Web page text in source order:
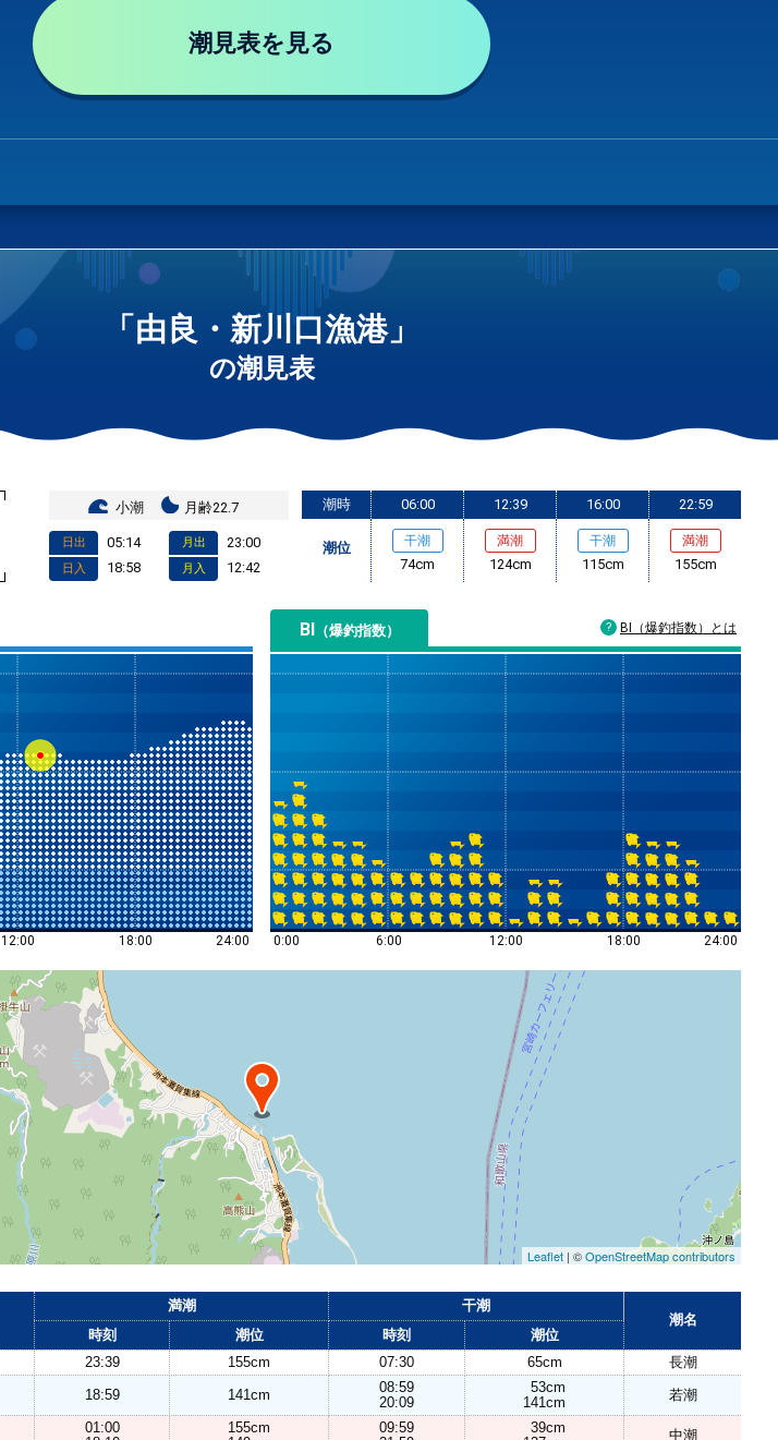
潮見表を見る
「由良・新川口漁港」
の潮見表
小潮 月齢22.7
日出 05:14
日入 18:58
月出 23:00
月入 12:42
潮時
潮位
06:00
干潮
74cm
12:39
満潮
124cm
16:00
干潮
115cm
22:59
満潮
155cm
12:00 18:00 24:00
BI （爆釣指数）
0:00 6:00 12:00 18:00 24:00
BI（爆釣指数）とは
Leaflet | ©OpenStreetMap contributors
満潮
干潮
潮名
時刻
潮位 時刻
潮位
23:39 155cm 07:30 65cm
長潮
18:59 141cm
08:59
20:09
53cm
141cm
若潮
01:00
155cm
09:59
39cm
中潮